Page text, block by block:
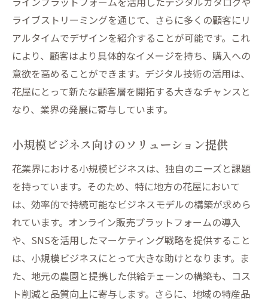
開発
ビジョンの共有による従業員のモチベーシ
ョン向上
ライブストリーミングを通じて、さらに多くの顧客にリ
アルタイムでデザインを紹介することが可能です。これ
により、顧客はより具体的なイメージを持ち、購入への
意欲を高めることができます。デジタル技術の活用は、
花屋にとって新たな顧客層を開拓する大きなチャンスと
なり、業界の発展に寄与しています。
小規模ビジネス向けのソリューション提供
花業界における小規模ビジネスは、独自のニーズと課題
を持っています。そのため、特に地方の花屋において
は、効率的で持続可能なビジネスモデルの構築が求めら
れています。オンライン販売プラットフォームの導入
や、SNSを活用したマーケティング戦略を提供すること
は、小規模ビジネスにとって大きな助けとなります。ま
た、地元の農園と提携した供給チェーンの構築も、コス
ト削減と品質向上に寄与します。さらに、地域の特産品